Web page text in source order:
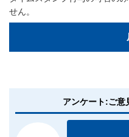
せん。
アンケート:ご意